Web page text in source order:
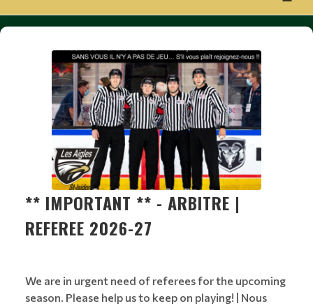
** IMPORTANT ** - ARBITRE |
REFEREE 2026-27
We are in urgent need of referees for the upcoming
season. Please help us to keep on playing! | Nous